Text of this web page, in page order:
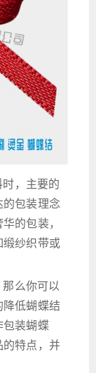
，主要的
包装理念
的包装，
纱织带或
么你可以
低蝴蝶结
包装蝴蝶
特点，并